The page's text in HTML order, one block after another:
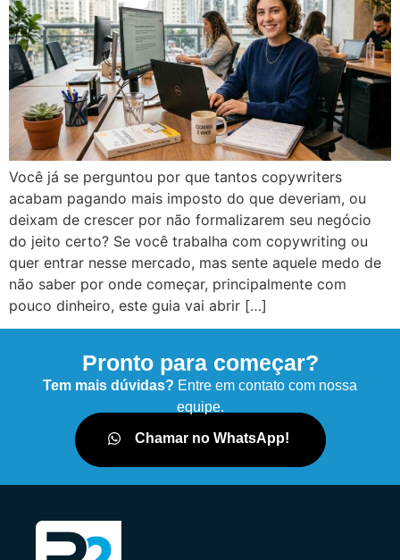
Você já se perguntou por que tantos copywriters
acabam pagando mais imposto do que deveriam, ou
deixam de crescer por não formalizarem seu negócio
do jeito certo? Se você trabalha com copywriting ou
quer entrar nesse mercado, mas sente aquele medo de
não saber por onde começar, principalmente com
pouco dinheiro, este guia vai abrir […]
Pronto para começar?
Tem mais dúvidas? Entre em contato com nossa
equipe.
Chamar no WhatsApp!